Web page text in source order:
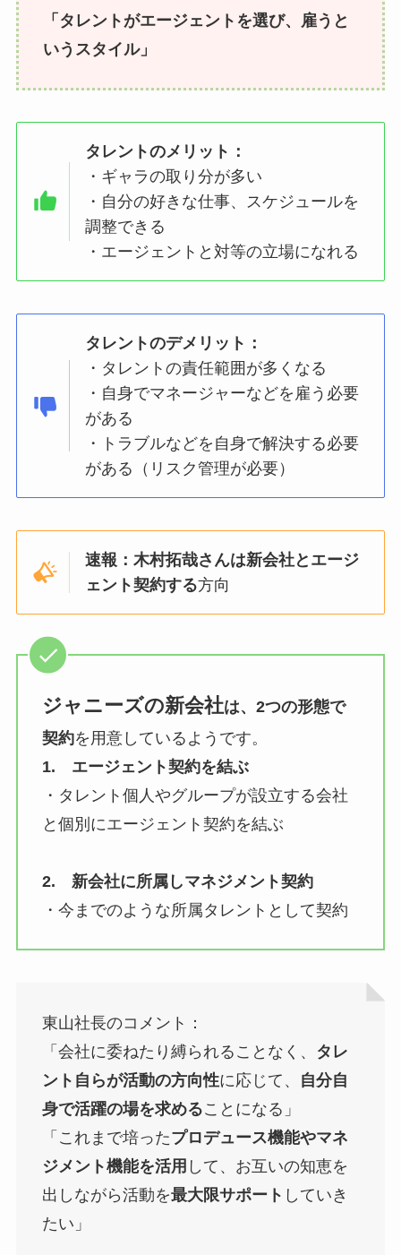
「タレントがエージェントを選び、雇うと
いうスタイル」
タレントのメリット：
・ギャラの取り分が多い
・自分の好きな仕事、スケジュールを
調整できる
・エージェントと対等の立場になれる
タレントのデメリット：
・タレントの責任範囲が多くなる
・自身でマネージャーなどを雇う必要
がある
・トラブルなどを自身で解決する必要
がある（リスク管理が必要）
速報：木村拓哉さんは新会社とエージ
ェント契約する方向
ジャニーズの新会社は、2つの形態で
契約を用意しているようです。
1. エージェント契約を結ぶ
・タレント個人やグループが設立する会社
と個別にエージェント契約を結ぶ
2. 新会社に所属しマネジメント契約
・今までのような所属タレントとして契約
東山社長のコメント：
「会社に委ねたり縛られることなく、
タレ
ント自らが活動の方向性に応じて、
自分自
身で活躍の場を求めることになる」
「これまで培ったプロデュース機能やマネ
ジメント機能を活用 して、お互いの知恵を
出しながら活動を最大限サポート していき
たい」